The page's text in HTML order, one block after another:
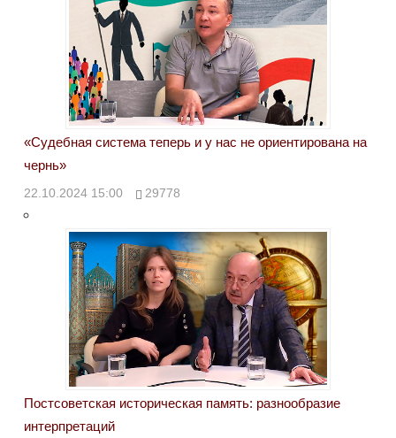
«Судебная система теперь и у нас не ориентирована на
чернь»
22.10.2024 15:00 29778
Постсоветская историческая память: разнообразие
интерпретаций